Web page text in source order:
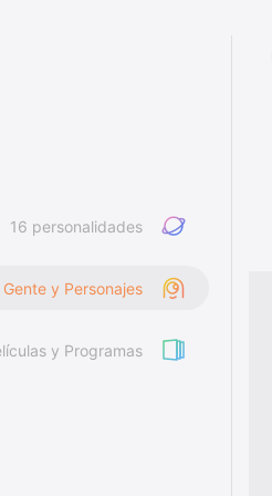
16 personalidades
Gente y Personajes
y Programas